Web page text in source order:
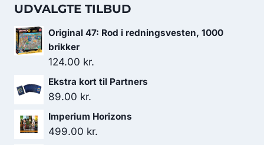
UDVALGTE TILBUD
Original 47: Rod i redningsvesten, 1000
brikker
124.00 kr.
Ekstra kort til Partners
89.00 kr.
Imperium Horizons
499.00 kr.